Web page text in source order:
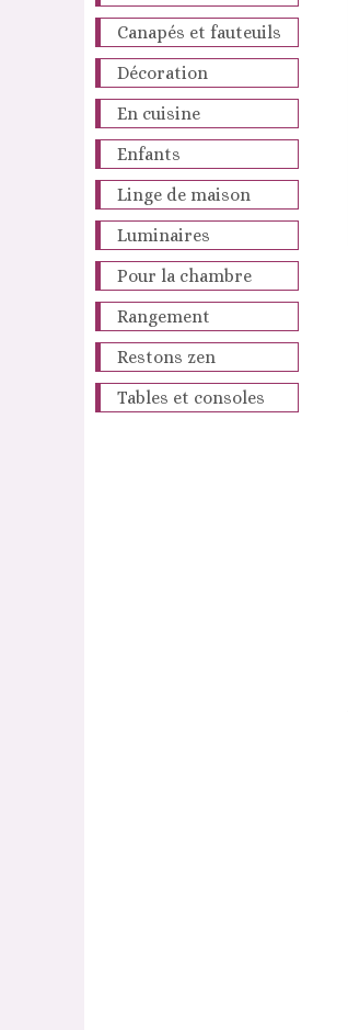
Canapés et fauteuils
Décoration
En cuisine
Enfants
Linge de maison
Luminaires
Pour la chambre
Rangement
Restons zen
Tables et consoles